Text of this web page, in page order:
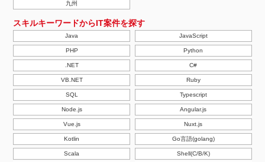
九州
スキルキーワードからIT案件を探す
Java JavaScript
PHP Python
.NET C#
VB.NET Ruby
SQL Typescript
Node.js Angular.js
Vue.js Nuxt.js
Kotlin Go言語(golang)
Scala Shell(C/B/K)